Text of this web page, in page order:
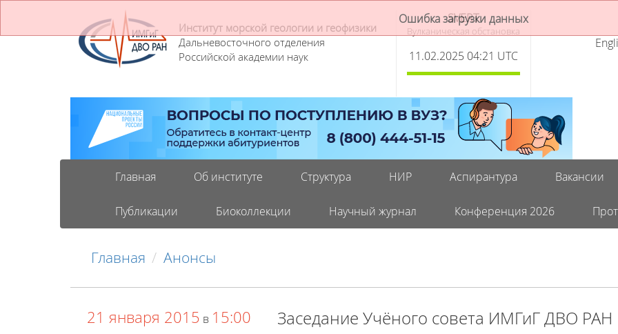
Институт морской геологии и геофизики
Дальневосточного отделения
Российской академии наук
SVERT
Вулканическая обстановка
11.02.2025 04:21 UTC
Главная Об институте Структура НИР Аспирантура Вакансии
Публикации Биоколлекции Научный журнал Конференция 2026
Главная Анонсы
21 января 2015 в 15:00 Заседание Учёного совета ИМГиГ ДВО РАН